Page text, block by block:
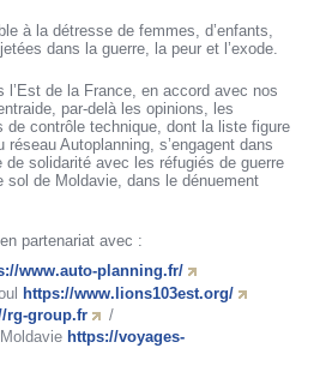
à la détresse de femmes, d’enfants,
dans la guerre, la peur et l’exode.
l’Est de la France, en accord avec nos
par-delà les opinions, les
de contrôle technique, dont la liste figure
Autoplanning, s’engagent dans
de solidarité avec les réfugiés de guerre
sol de Moldavie, dans le dénuement
partenariat avec :
www.auto-planning.fr/
https://www.lions103est.org/
rg-group.fr
/
https://voyages-